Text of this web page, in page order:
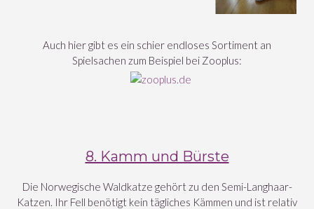
Auch hier gibt es ein schier endloses Sortiment an
Spielsachen zum Beispiel bei Zooplus:
8. Kamm und Bürste
Die Norwegische Waldkatze gehört zu den Semi-Langhaar-
Katzen. Ihr Fell benötigt kein tägliches Kämmen und ist relativ